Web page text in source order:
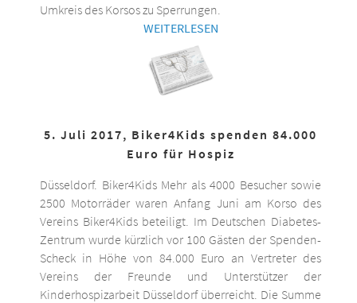
Umkreis des Korsos zu Sperrungen.
WEITERLESEN
5. Juli 2017, Biker4Kids spenden 84.000
Euro für Hospiz
Düsseldorf. Biker4Kids Mehr als 4000 Besucher sowie
2500 Motorräder waren Anfang Juni am Korso des
Vereins Biker4Kids beteiligt. Im Deutschen Diabetes-
Zentrum wurde kürzlich vor 100 Gästen der Spenden-
Scheck in Höhe von 84.000 Euro an Vertreter des
Vereins der Freunde und Unterstützer der
Kinderhospizarbeit Düsseldorf überreicht. Die Summe